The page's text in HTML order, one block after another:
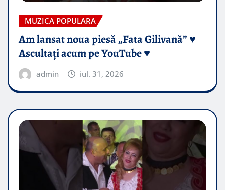
MUZICA POPULARA
Am lansat noua piesă „Fata Gilivană” ♥️
Ascultați acum pe YouTube ♥️
admin iul. 31, 2026